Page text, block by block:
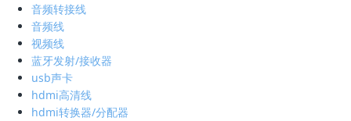
音频转接线
音频线
视频线
蓝牙发射/接收器
usb声卡
hdmi高清线
hdmi转换器/分配器